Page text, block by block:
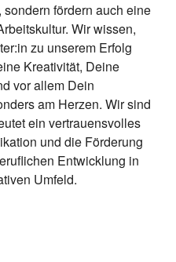
fördern auch eine
Wir wissen,
zu unserem Erfolg
Kreativität, Deine
vor allem Dein
am Herzen. Wir sind
ein vertrauensvolles
und die Förderung
Entwicklung in
Umfeld.